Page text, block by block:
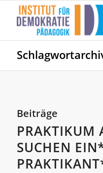
Beiträge
PRAKTIKUM
SUCHEN